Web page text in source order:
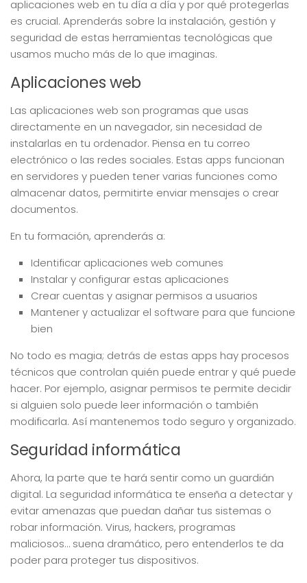
aplicaciones web en tu día a día y por qué protegerlas
es crucial. Aprenderás sobre la instalación, gestión y
seguridad de estas herramientas tecnológicas que
usamos mucho más de lo que imaginas.
Aplicaciones web
Las aplicaciones web son programas que usas
directamente en un navegador, sin necesidad de
instalarlas en tu ordenador. Piensa en tu correo
electrónico o las redes sociales. Estas apps funcionan
en servidores y pueden tener varias funciones como
almacenar datos, permitirte enviar mensajes o crear
documentos.
En tu formación, aprenderás a:
Identificar aplicaciones web comunes
Instalar y configurar estas aplicaciones
Crear cuentas y asignar permisos a usuarios
Mantener y actualizar el software para que funcione
bien
No todo es magia; detrás de estas apps hay procesos
técnicos que controlan quién puede entrar y qué puede
hacer. Por ejemplo, asignar permisos te permite decidir
si alguien solo puede leer información o también
modificarla. Así mantenemos todo seguro y organizado.
Seguridad informática
Ahora, la parte que te hará sentir como un guardián
digital. La seguridad informática te enseña a detectar y
evitar amenazas que puedan dañar tus sistemas o
robar información. Virus, hackers, programas
maliciosos… suena dramático, pero entenderlos te da
poder para proteger tus dispositivos.